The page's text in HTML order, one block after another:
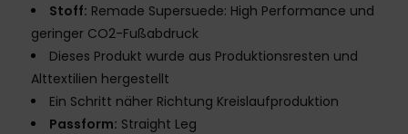
Stoff: Remade Supersuede: High Performance und
geringer CO2-Fußabdruck
Dieses Produkt wurde aus Produktionsresten und
Alttextilien hergestellt
Ein Schritt näher Richtung Kreislaufproduktion
Passform: Straight Leg